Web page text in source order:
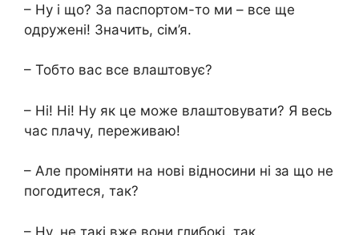
– Ну і що? За паспортом-то ми – все ще
одружені! Значить, сім’я.
– Тобто вас все влаштовує?
– Ні! Ні! Ну як це може влаштовувати? Я весь
час плачу, переживаю!
– Але проміняти на нові відносини ні за що не
погодитеся, так?
– Ну, не такі вже вони глибокі, так,